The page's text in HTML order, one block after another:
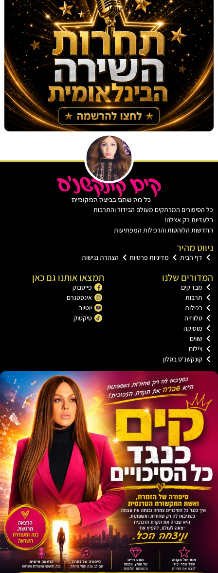
המרתקים מעולם הבידור והתרבות
רק אצלנו!
הלוהטות והרכילות המפתיעות
מהיר
הבית מדיניות פרטיות הצהרת נגישות
שלנו
קים
בסלון
תמצאו אותנו גם כאן
פייסבוק
אינסטגרם
יוטיוב
טיקטוק